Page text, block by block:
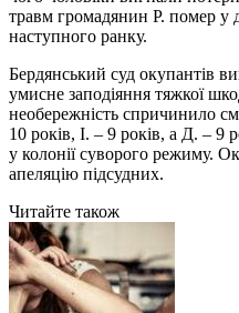
травм громадянин Р. помер у
наступного ранку.
Бердянський суд окупантів
умисне заподіяння тяжкої
необережність спричинило
10 років, І. – 9 років, а Д. – 9
у колонії суворого режиму.
апеляцію підсудних.
Читайте також